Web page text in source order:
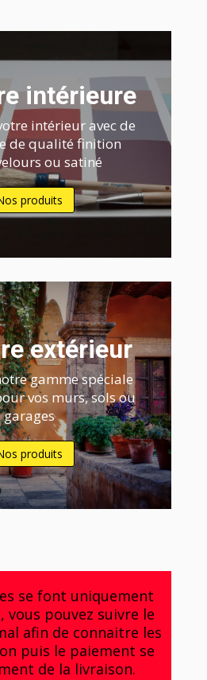
intérieure
intérieur avec de
de qualité finition
ou satiné
produits
extérieur
gamme spéciale
vos murs, sols ou
garages
produits
se font uniquement
vous pouvez suivre le
afin de connaitre les
puis le paiement se
de la livraison.